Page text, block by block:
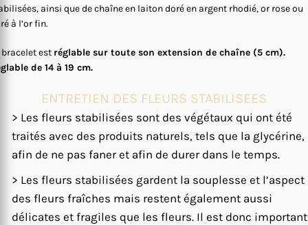
ainsi que de chaîne en laiton doré en argent rhodié, or rose ou
à l’or fin.
bracelet est réglable sur toute son extension de chaîne (5 cm).
de 14 à 19 cm.
ENTRETIEN DES FLEURS STABILISEES
> Les fleurs stabilisées sont des végétaux qui ont été
traités avec des produits naturels, tels que la glycérine,
afin de ne pas faner et afin de durer dans le temps.
> Les fleurs stabilisées gardent la souplesse et l’aspect
des fleurs fraîches mais restent également aussi
délicates et fragiles que les fleurs. Il est donc important